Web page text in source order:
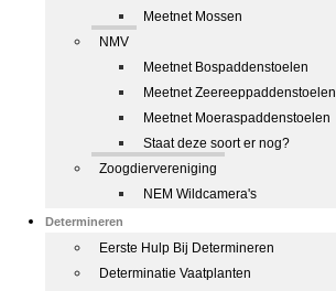
Meetnet Mossen
NMV
Meetnet Bospaddenstoelen
Meetnet Zeereeppaddenstoelen
Meetnet Moeraspaddenstoelen
Staat deze soort er nog?
Zoogdiervereniging
NEM Wildcamera's
Determineren
Eerste Hulp Bij Determineren
Determinatie Vaatplanten